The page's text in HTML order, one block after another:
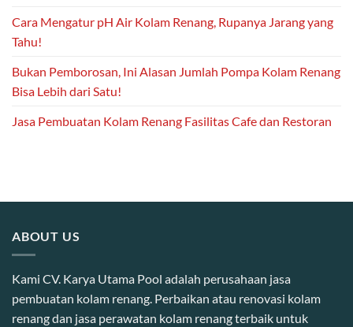
Cara Mengatur pH Air Kolam Renang, Rupanya Jarang yang
Tahu!
Bukan Pemborosan, Ini Alasan Jumlah Pompa Kolam Renang
Bisa Lebih dari Satu!
Jasa Pembuatan Kolam Renang Fasilitas Cafe dan Restoran
ABOUT US
Kami CV. Karya Utama Pool adalah perusahaan jasa
pembuatan kolam renang. Perbaikan atau renovasi kolam
renang dan jasa perawatan kolam renang terbaik untuk